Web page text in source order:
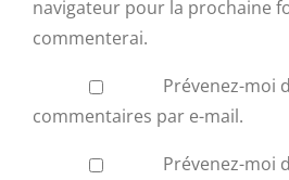
navigateur pour la prochaine
commenterai.
Prévenez-moi
commentaires par e-mail.
Prévenez-moi